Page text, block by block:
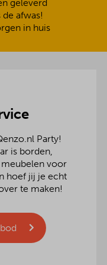
geleverd
afwas!
in huis
Party!
is borden,
meubelen voor
hoef jij je echt
te maken!